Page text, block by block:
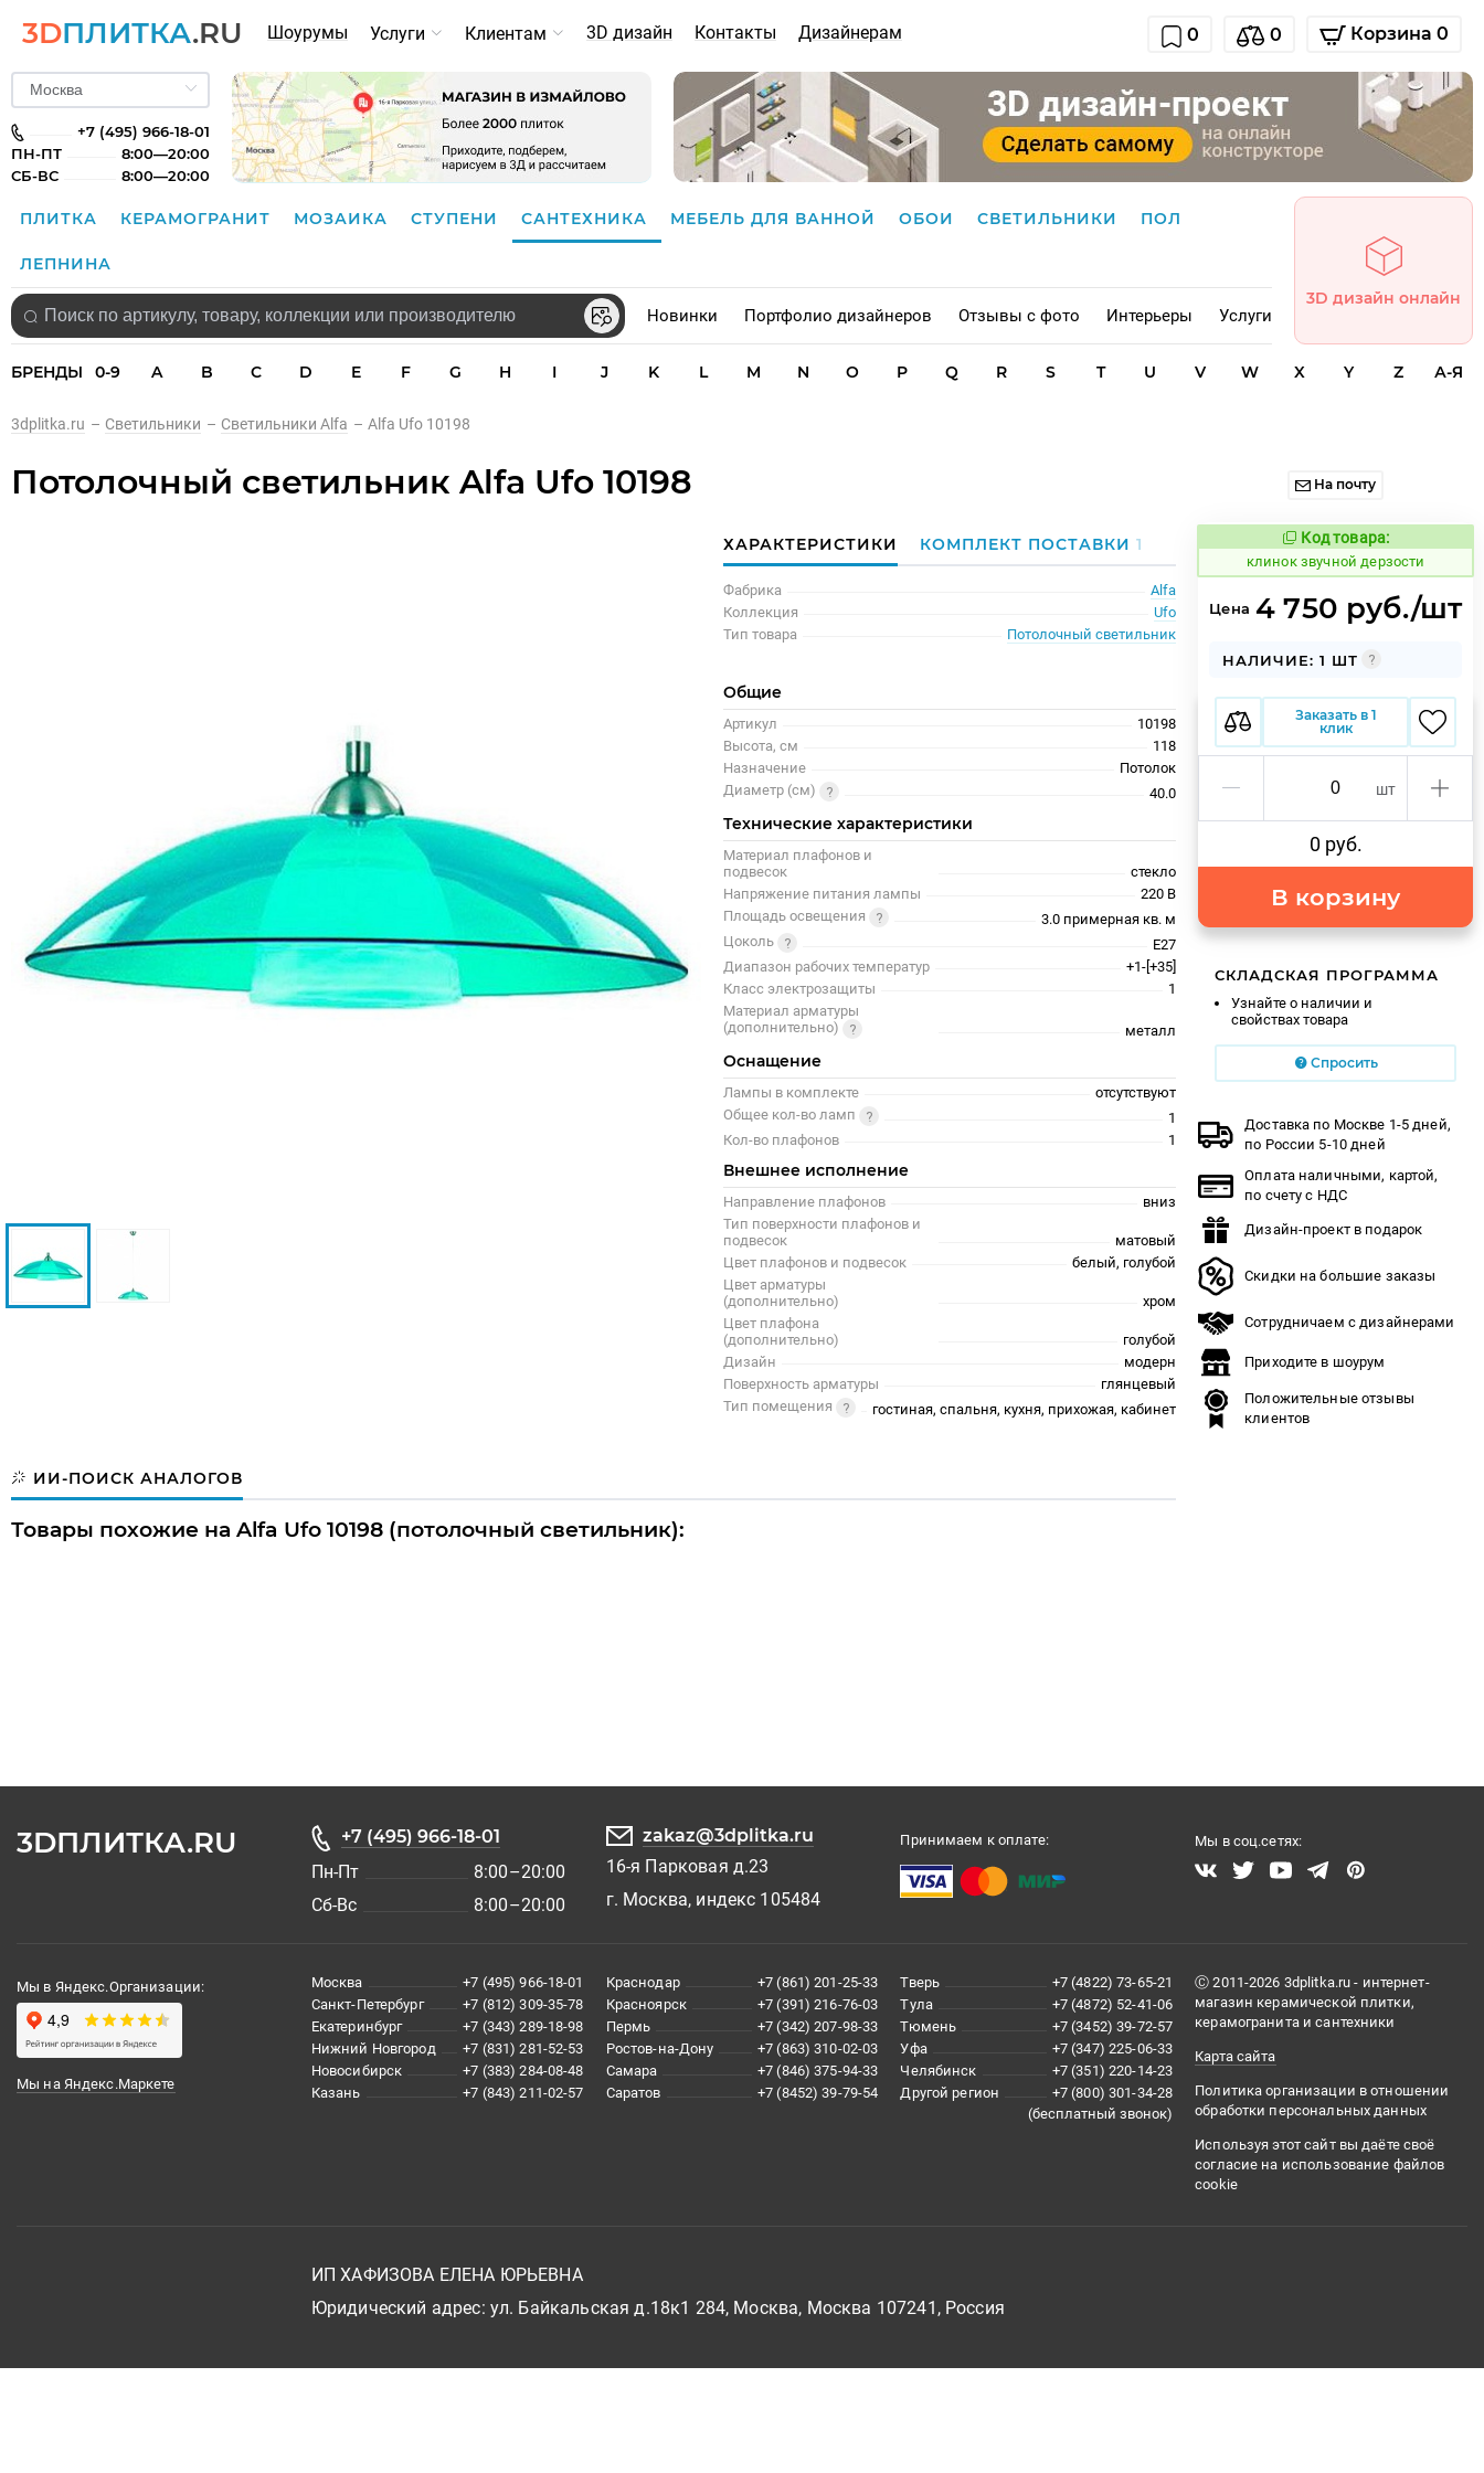
3DПЛИТКА.RU Шоурумы Услуги Клиентам 3D дизайн Контакты Дизайнерам 0 0 Корзина 0
+7 (495) 966-18-01
ПН-ПТ
8:00—20:00
СБ-ВС
8:00—20:00
ПЛИТКА КЕРАМОГРАНИТ МОЗАИКА СТУПЕНИ САНТЕХНИКА МЕБЕЛЬ ДЛЯ ВАННОЙ ОБОИ СВЕТИЛЬНИКИ ПОЛ
ЛЕПНИНА
Новинки Портфолио дизайнеров Отзывы с фото Интерьеры Услуги
3D дизайн онлайн
БРЕНДЫ 0-9 A B C D E F G H I J K L M N O P Q R S T U V W X Y Z А-Я
3dplitka.ru – Светильники – Светильники Alfa – Alfa Ufo 10198
Потолочный светильник Alfa Ufo 10198 На почту
ХАРАКТЕРИСТИКИ КОМПЛЕКТ ПОСТАВКИ1
Фабрика
Alfa
Коллекция
Ufo
Тип товара
Потолочный светильник
Общие
Артикул
10198
Высота, см
118
Назначение
Потолок
Диаметр (см)
40.0
Технические характеристики
Материал плафонов и
подвесок
стекло
Напряжение питания лампы
220 В
Площадь освещения
3.0 примерная кв. м
Цоколь
E27
Диапазон рабочих температур
+1-[+35]
Класс электрозащиты
1
Материал арматуры
(дополнительно)
металл
Оснащение
Лампы в комплекте
отсутствуют
Общее кол-во ламп
1
Кол-во плафонов
1
Внешнее исполнение
Направление плафонов
вниз
Тип поверхности плафонов и
подвесок
матовый
Цвет плафонов и подвесок
белый, голубой
Цвет арматуры
(дополнительно)
хром
Цвет плафона
(дополнительно)
голубой
Дизайн
модерн
Поверхность арматуры
глянцевый
Тип помещения
гостиная, спальня, кухня, прихожая, кабинет
ИИ-ПОИСК АНАЛОГОВ
Товары похожие на Alfa Ufo 10198 (потолочный светильник):
Код товара:
644395 Код товара:
клинок звучной дерзости
Цена 4 750 руб./шт
НАЛИЧИЕ: 1 ШТ
Заказать в 1
клик
шт
0 руб.
В корзину
СКЛАДСКАЯ ПРОГРАММА
Узнайте о наличии и
свойствах товара
Спросить
Доставка по Москве 1-5 дней,
по России 5-10 дней
Оплата наличными, картой,
по счету с НДС
Дизайн-проект в подарок
Скидки на большие заказы
Сотрудничаем с дизайнерами
Приходите в шоурум
Положительные отзывы
клиентов
3DПЛИТКА.RU
+7 (495) 966-18-01
Пн-Пт
8:00–20:00
Сб-Вс
8:00–20:00
zakaz@3dplitka.ru
16-я Парковая д.23
г. Москва, индекс 105484
Принимаем к оплате: Мы в соц.сетях:
Мы в Яндекс.Организации:
Мы на Яндекс.Маркете
Москва
+7 (495) 966-18-01
Санкт-Петербург
+7 (812) 309-35-78
Екатеринбург
+7 (343) 289-18-98
Нижний Новгород
+7 (831) 281-52-53
Новосибирск
+7 (383) 284-08-48
Казань
+7 (843) 211-02-57
Краснодар
+7 (861) 201-25-33
Красноярск
+7 (391) 216-76-03
Пермь
+7 (342) 207-98-33
Ростов-на-Дону
+7 (863) 310-02-03
Самара
+7 (846) 375-94-33
Саратов
+7 (8452) 39-79-54
Тверь
+7 (4822) 73-65-21
Тула
+7 (4872) 52-41-06
Тюмень
+7 (3452) 39-72-57
Уфа
+7 (347) 225-06-33
Челябинск
+7 (351) 220-14-23
Другой регион
+7 (800) 301-34-28
(бесплатный звонок)
Ⓒ 2011-2026 3dplitka.ru - интернет-
магазин керамической плитки,
керамогранита и сантехники
Карта сайта
Политика организации в отношении
обработки персональных данных
Используя этот сайт вы даёте своё
согласие на использование файлов
cookie
ИП ХАФИЗОВА ЕЛЕНА ЮРЬЕВНА
Юридический адрес: ул. Байкальская д.18к1 284, Москва, Москва 107241, Россия